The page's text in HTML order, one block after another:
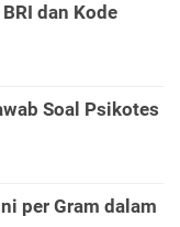
dan Kode
Soal Psikotes
per Gram dalam